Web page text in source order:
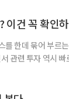
이건 꼭 확인
한데 묶어 부르
관련 투자 역시
본다. 수익도 2배,